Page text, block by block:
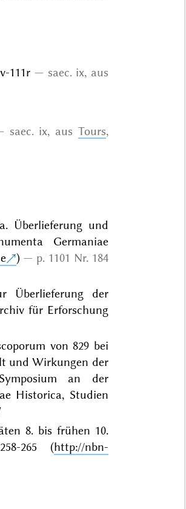
111r
saec. ix, aus
saec. ix, aus Tours,
Überlieferung und
Germaniae
)
p. 1101 Nr. 184
Überlieferung der
für Erforschung
von 829 bei
und Wirkungen der
an der
Historica, Studien
8. bis frühen 10.
265 (http://nbn-